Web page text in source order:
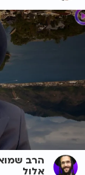
הרב
אלול